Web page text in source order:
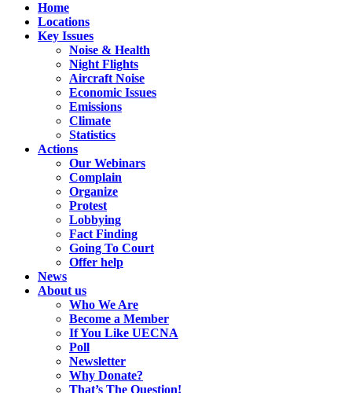
Home
Locations
Key Issues
Noise & Health
Night Flights
Aircraft Noise
Economic Issues
Emissions
Climate
Statistics
Actions
Our Webinars
Complain
Organize
Protest
Lobbying
Fact Finding
Going To Court
Offer help
News
About us
Who We Are
Become a Member
If You Like UECNA
Poll
Newsletter
Why Donate?
That’s The Question!